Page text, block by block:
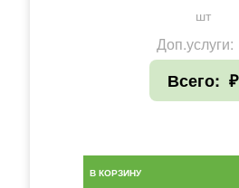
шт
Доп.услуги:
Всего: ₽
В КОРЗИНУ